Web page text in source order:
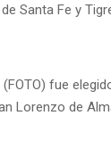
Santa Fe y
fue
Lorenzo de